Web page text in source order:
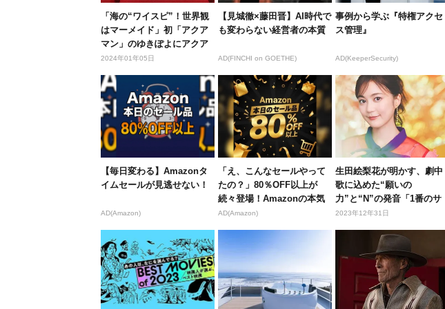
「海の“ワイスピ”！世界観
はマーメイド」初「アクア
マン」のゆきぽよにアクア
ライド...
2024年01年05日
【見城徹×藤田晋】AI時代で
も変わらない経営者の本質
AD(FINCHI on GOETHE)
事例から学ぶ『特権アクセ
ス管理』
AD(KeeperSecurity)
【毎日変わる】Amazonタ
イムセールが見逃せない！
AD(Amazon)
「え、こんなセールやって
たの？」80％OFF以上が
続々登場！Amazonの本気
が...
AD(Amazon)
生田絵梨花が明かす、劇中
歌に込めた“願いの
力”と“N”の発音「1番のサ
ビはまだ自...
2023年12年31日